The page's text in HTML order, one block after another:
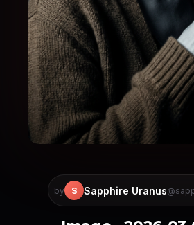
by S Sapphire Uranus